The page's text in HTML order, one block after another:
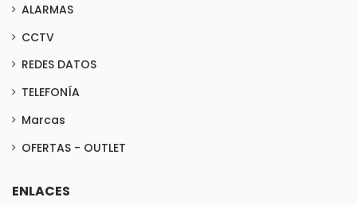
ALARMAS
CCTV
REDES DATOS
TELEFONÍA
Marcas
OFERTAS - OUTLET
ENLACES